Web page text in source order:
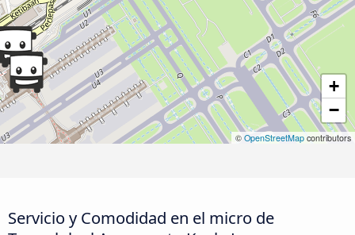
+
−
© OpenStreetMap contributors
Servicio y Comodidad en el micro de